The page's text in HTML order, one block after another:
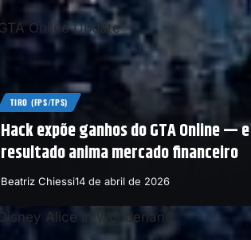
TIRO (FPS/TPS)
Hack expõe ganhos do GTA Online — e
resultado anima mercado financeiro
Beatriz Chiessi14 de abril de 2026